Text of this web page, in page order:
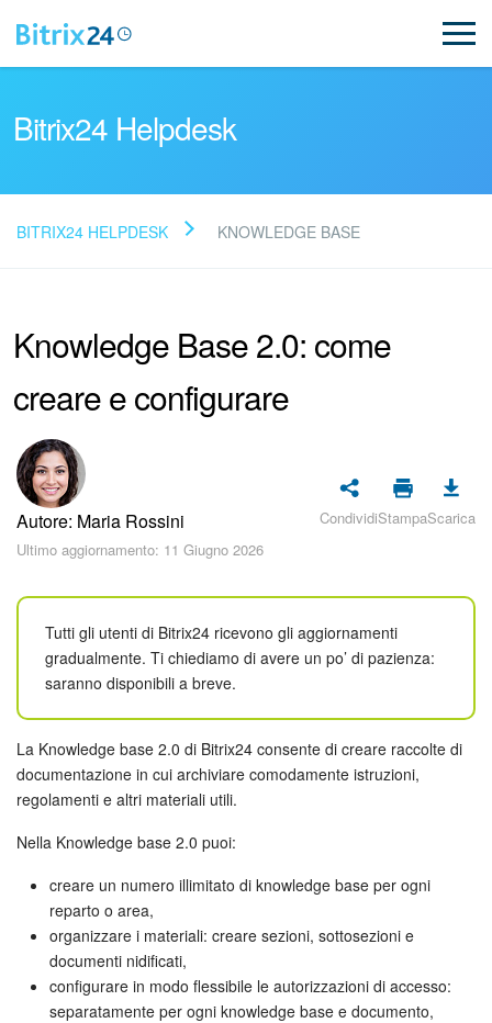
Novità
Supporto Bitrix24
Registrazione e accesso
Piani e pagamento
Sicurezza in Bitrix24
CoPilot: IA in Bitrix24
Feed
Messenger
Calendario
Bitrix24 Drive
Webmail
Bitrix24 Helpdesk
BITRIX24 HELPDESK KNOWLEDGE BASE
Knowledge Base 2.0: come
creare e configurare
Autore: Maria Rossini
Ultimo aggiornamento: 11 Giugno 2026
CondividiStampaScarica
Tutti gli utenti di Bitrix24 ricevono gli aggiornamenti
gradualmente. Ti chiediamo di avere un po’ di pazienza:
saranno disponibili a breve.
La Knowledge base 2.0 di Bitrix24 consente di creare raccolte di
documentazione in cui archiviare comodamente istruzioni,
regolamenti e altri materiali utili.
Nella Knowledge base 2.0 puoi:
creare un numero illimitato di knowledge base per ogni
reparto o area,
organizzare i materiali: creare sezioni, sottosezioni e
documenti nidificati,
configurare in modo flessibile le autorizzazioni di accesso:
separatamente per ogni knowledge base e documento,